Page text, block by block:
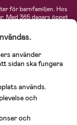
för barnfamiljen. Hos
Med 365 dagars öppet
kläder för barn och
inredning, leksaker,
från välkända
Didriksons,
och många fler.
babybutik på nätet!
använder
sidan ska fungera
används.
och
och